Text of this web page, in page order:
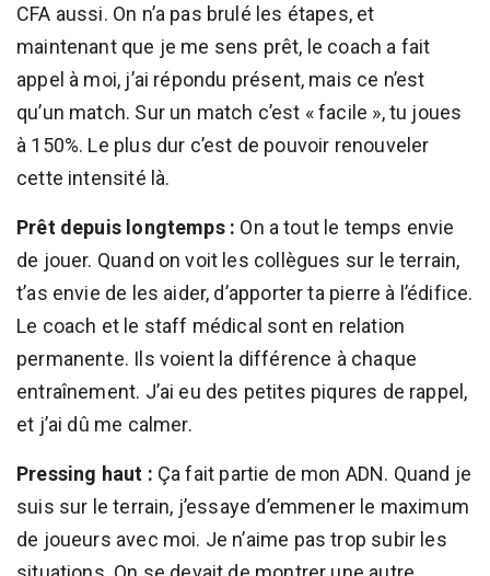
CFA aussi. On n’a pas brulé les étapes, et
maintenant que je me sens prêt, le coach a fait
appel à moi, j’ai répondu présent, mais ce n’est
qu’un match. Sur un match c’est « facile », tu joues
à 150%. Le plus dur c’est de pouvoir renouveler
cette intensité là.
Prêt depuis longtemps : On a tout le temps envie
de jouer. Quand on voit les collègues sur le terrain,
t’as envie de les aider, d’apporter ta pierre à l’édifice.
Le coach et le staff médical sont en relation
permanente. Ils voient la différence à chaque
entraînement. J’ai eu des petites piqures de rappel,
et j’ai dû me calmer.
Pressing haut : Ça fait partie de mon ADN. Quand je
suis sur le terrain, j’essaye d’emmener le maximum
de joueurs avec moi. Je n’aime pas trop subir les